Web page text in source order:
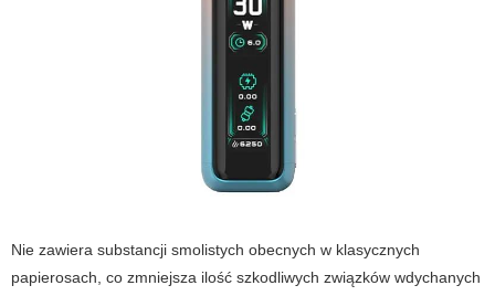
Nie zawiera substancji smolistych obecnych w klasycznych
papierosach, co zmniejsza ilość szkodliwych związków wdychanych